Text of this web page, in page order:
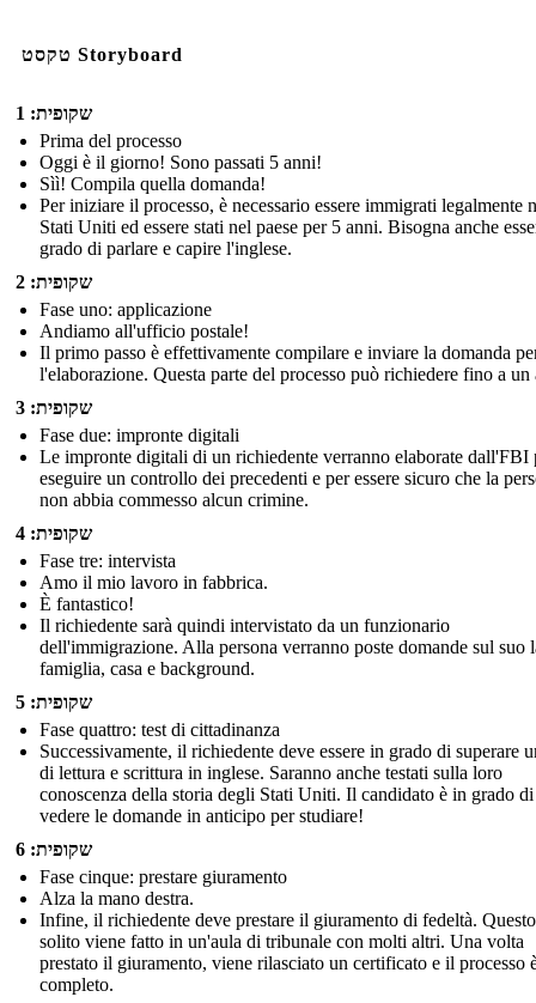
טקסט Storyboard
שקופית: 1
Prima del processo
Oggi è il giorno! Sono passati 5 anni!
Sìì! Compila quella domanda!
Per iniziare il processo, è necessario essere immigrati legalmente
Stati Uniti ed essere stati nel paese per 5 anni. Bisogna anche
grado di parlare e capire l'inglese.
שקופית: 2
Fase uno: applicazione
Andiamo all'ufficio postale!
Il primo passo è effettivamente compilare e inviare la domanda
l'elaborazione. Questa parte del processo può richiedere fino a un
שקופית: 3
Fase due: impronte digitali
Le impronte digitali di un richiedente verranno elaborate dall'FBI
eseguire un controllo dei precedenti e per essere sicuro che la
non abbia commesso alcun crimine.
שקופית: 4
Fase tre: intervista
Amo il mio lavoro in fabbrica.
È fantastico!
Il richiedente sarà quindi intervistato da un funzionario
dell'immigrazione. Alla persona verranno poste domande sul suo
famiglia, casa e background.
שקופית: 5
Fase quattro: test di cittadinanza
Successivamente, il richiedente deve essere in grado di superare
di lettura e scrittura in inglese. Saranno anche testati sulla loro
conoscenza della storia degli Stati Uniti. Il candidato è in grado di
vedere le domande in anticipo per studiare!
שקופית: 6
Fase cinque: prestare giuramento
Alza la mano destra.
Infine, il richiedente deve prestare il giuramento di fedeltà.
solito viene fatto in un'aula di tribunale con molti altri. Una volta
prestato il giuramento, viene rilasciato un certificato e il processo
completo.